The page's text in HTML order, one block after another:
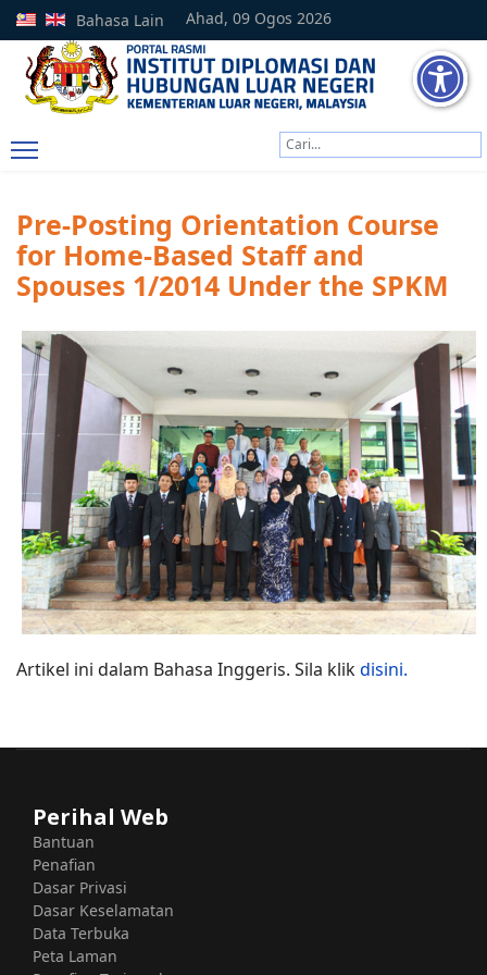
Ahad, 09 Ogos 2026
Bahasa Lain
Pre-Posting Orientation Course
for Home-Based Staff and
Spouses 1/2014 Under the SPKM
Artikel ini dalam Bahasa Inggeris. Sila klikdisini.
Perihal Web
Bantuan
Penafian
Dasar Privasi
Dasar Keselamatan
Data Terbuka
Peta Laman